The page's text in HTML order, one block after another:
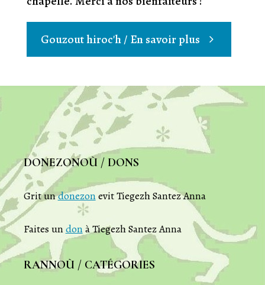
Gouzout hiroc'h / En savoir plus"Araokaat
labourioù
Avancée
travaux"
DONEZONOÙ / DONS
Grit undonezonevit Tiegezh Santez Anna
Faites undonà Tiegezh Santez Anna
RANNOÙ / CATÉGORIES